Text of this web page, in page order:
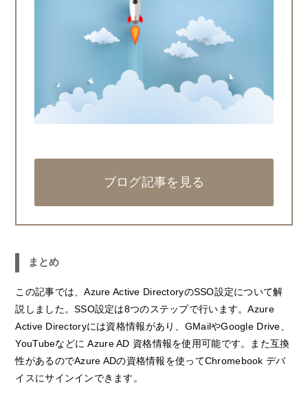
ブログ記事を見る
まとめ
この記事では、Azure Active DirectoryのSSO設定について解
説しました。SSO設定は8つのステップで行います。Azure
Active Directoryには資格情報があり、GMailやGoogle Drive、
YouTubeなどに Azure AD 資格情報を使用可能です。また互換
性があるのでAzure ADの資格情報を使ってChromebook デバ
イスにサインインできます。